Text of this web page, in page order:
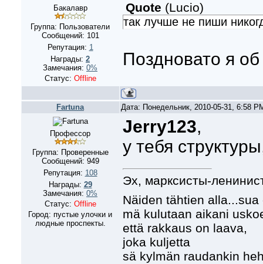
Бакалавр
Группа: Пользователи
Сообщений: 101
Репутация: 1
Награды: 2
Замечания: 0%
Статус: Offline
Quote (Lucio)
так лучше не пиши
Поздновато я
Fartuna Дата: Понедельник, 2010-05-31, 6:58
Профессор
Группа: Проверенные
Сообщений: 949
Репутация: 108
Награды: 29
Замечания: 0%
Статус: Offline
Город: пустые улочки и
людные проспекты.
Jerry123,
у тебя
Эх, марксисты-
Näiden tähtien alla...sua
mä kulutaan aikani
että rakkaus on laava,
joka kuljetta
sä kylmän raudankin